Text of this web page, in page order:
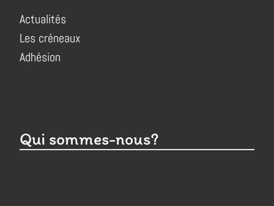
Actualités
Les créneaux
Adhésion
Qui sommes-nous?